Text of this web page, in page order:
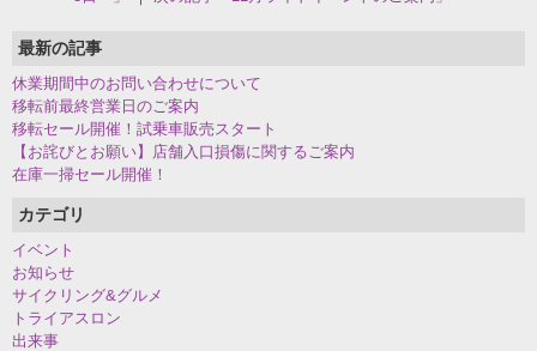
最新の記事
休業期間中のお問い合わせについて
移転前最終営業日のご案内
移転セール開催！試乗車販売スタート
【お詫びとお願い】店舗入口損傷に関するご案内
在庫一掃セール開催！
カテゴリ
イベント
お知らせ
サイクリング&グルメ
トライアスロン
出来事